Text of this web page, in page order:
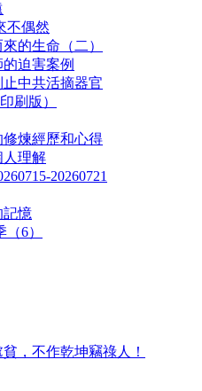
不偶然
的生命（二）
的迫害案例
中共活摘器官
刷版）
煉經歷和心得
人理解
20260721
記憶
6）
，不作乾坤竊祿人！